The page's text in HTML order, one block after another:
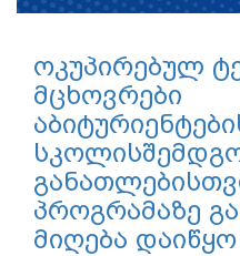
ოკუპირებულ
მცხოვრები
პროგრამაზე
მიღება დაიწყო